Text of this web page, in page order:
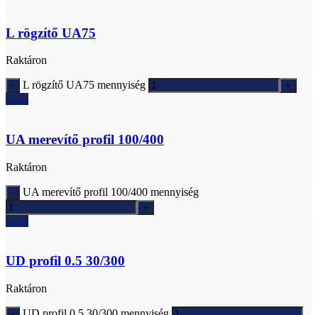
L rögzítő UA75
Raktáron
L rögzítő UA75 mennyiség
Ajánlatkérés
UA merevítő profil 100/400
Raktáron
UA merevítő profil 100/400 mennyiség
Ajánlatkérés
UD profil 0.5 30/300
Raktáron